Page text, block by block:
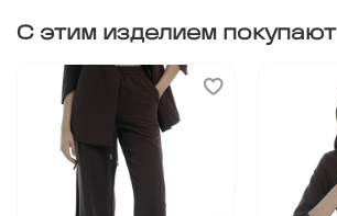
С этим изделием покупают